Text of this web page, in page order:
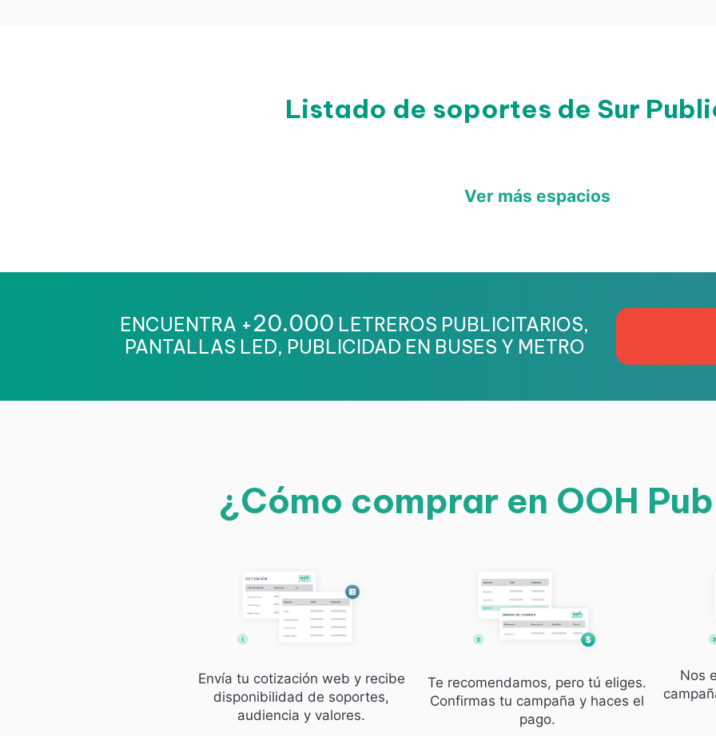
Listado de soportes de Sur
Ver más espacios
ENCUENTRA +20.000 LETREROS PUBLICITARIOS,
PANTALLAS LED, PUBLICIDAD EN BUSES Y METRO
¿Cómo comprar en OOH
Envía tu cotización web y recibe
disponibilidad de soportes,
audiencia y valores.
Te recomendamos, pero tú eliges.
Confirmas tu campaña y haces el
pago.
Nos